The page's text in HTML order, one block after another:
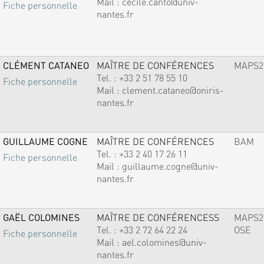
Fiche personnelle
nantes.fr
CLÉMENT CATANEO
Fiche personnelle
MAÎTRE DE CONFÉRENCES
Tel. : +33 2 51 78 55 10
Mail : clement.cataneo@oniris-
nantes.fr
MAPS2
GUILLAUME COGNE
Fiche personnelle
MAÎTRE DE CONFÉRENCES
Tel. : +33 2 40 17 26 11
Mail : guillaume.cogne@univ-
nantes.fr
BAM
GAËL COLOMINES
Fiche personnelle
MAÎTRE DE CONFÉRENCESS
Tel. : +33 2 72 64 22 24
Mail : ael.colomines@univ-
nantes.fr
MAPS2
OSE